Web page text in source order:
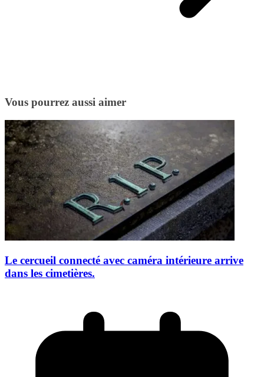
Vous pourrez aussi aimer
Le cercueil connecté avec caméra intérieure arrive
dans les cimetières.